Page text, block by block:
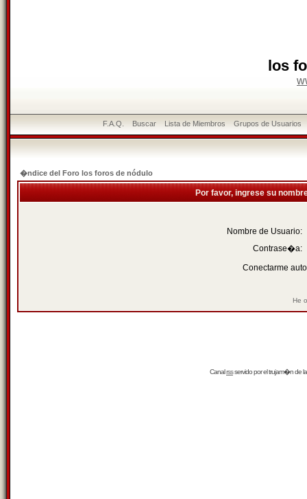
los
F.A.Q. Buscar Lista de Miembros Grupos de Usuarios
�ndice del Foro los foros de nódulo
Por favor, ingrese su
Nombre de Usuario:
Contrase�a:
Conectarme
He
Canalrssservido por eltrujam�nde